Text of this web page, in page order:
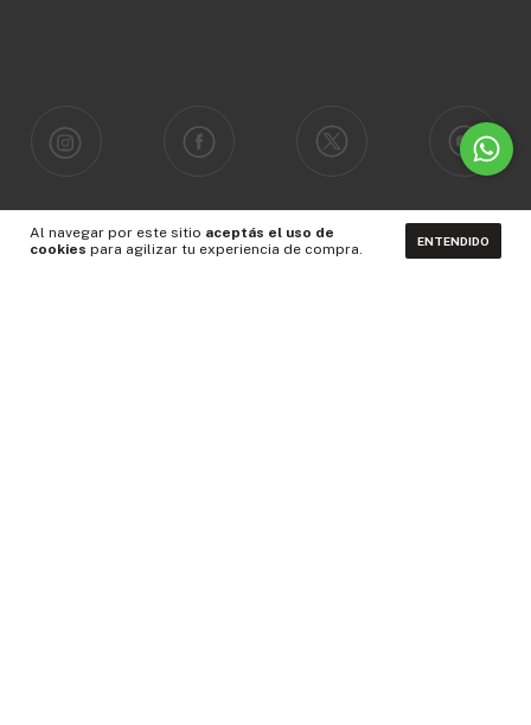
Al navegar por este sitio aceptás el uso de
cookies para agilizar tu experiencia de compra. ENTENDIDO